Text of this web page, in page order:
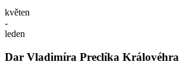
květen
-
leden
Dar Vladimíra Preclíka